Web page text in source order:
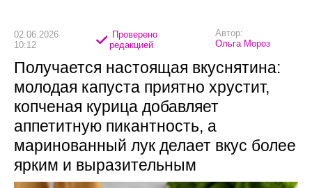
02.06.2026
10:12
Проверено
редакцией
Автор:
Ольга Мороз
Получается настоящая вкуснятина:
молодая капуста приятно хрустит,
копченая курица добавляет
аппетитную пикантность, а
маринованный лук делает вкус более
ярким и выразительным